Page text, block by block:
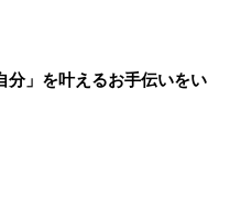
」を叶えるお手伝いをい